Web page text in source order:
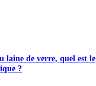
laine de verre, quel est le
?